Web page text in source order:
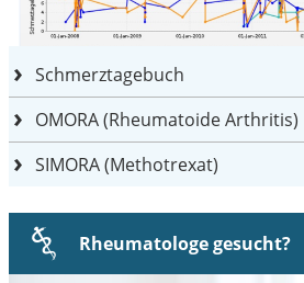
Schmerztagebuch
OMORA (Rheumatoide Arthritis)
SIMORA (Methotrexat)
Rheumatologe gesucht?